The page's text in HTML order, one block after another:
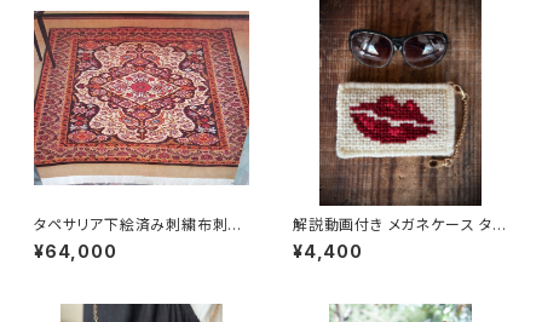
タペサリア下絵済み刺繍布刺繍
布＿Tapet 絨毯特大
¥64,000
解説動画付き メガネケース タペ
サリアキット（はじめてさん向き）
¥4,400